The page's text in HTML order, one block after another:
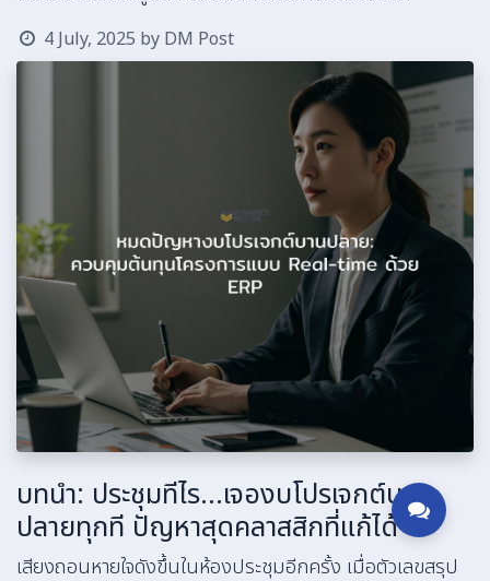
4 July, 2025 by DM Post
บทนำ: ประชุมทีไร...เจองบโปรเจกต์บาน
ปลายทุกที ปัญหาสุดคลาสสิกที่แก้ได้
เสียงถอนหายใจดังขึ้นในห้องประชุมอีกครั้ง เมื่อตัวเลขสรุป